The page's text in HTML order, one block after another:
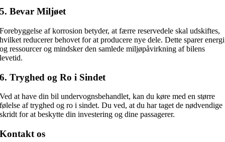
5.Bevar Miljøet
Forebyggelse af korrosion betyder, at færre reservedele skal udskiftes,
hvilket reducerer behovet for at producere nye dele. Dette sparer energi
og ressourcer og mindsker den samlede miljøpåvirkning af bilens
levetid.
6.Tryghed og Ro i Sindet
Ved at have din bil undervognsbehandlet, kan du køre med en større
følelse af tryghed og ro i sindet. Du ved, at du har taget de nødvendige
skridt for at beskytte din investering og dine passagerer.
Kontakt os